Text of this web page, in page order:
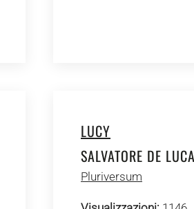
LUCY
SALVATORE DE
Pluriversum